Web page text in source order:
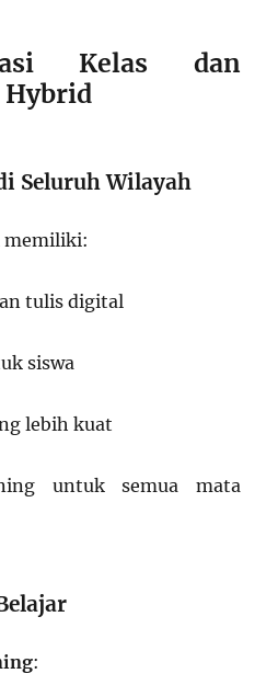
Kelas dan
Hybrid
Seluruh Wilayah
memiliki:
tulis digital
siswa
lebih kuat
untuk semua mata
: